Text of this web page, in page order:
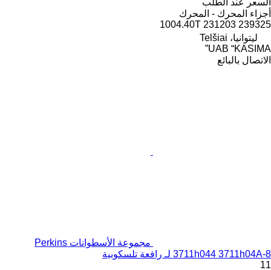
السعر عند الطلب
أجزاء المحرك - المحرك
1004.40T 231203 239325
ليتوانيا، Telšiai
UAB “KASIMA”
الاتصال بالبائع
مجموعة الأسطوانات Perkins
3711h044 3711h04A-8 لـ رافعة تلسكوبية
11